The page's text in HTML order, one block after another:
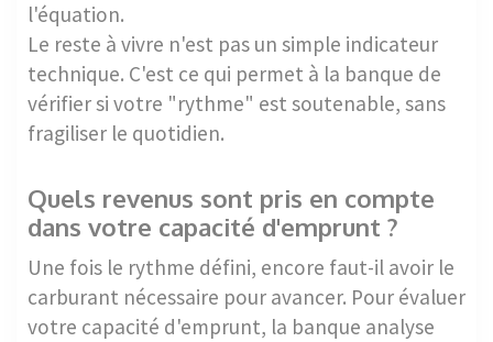
l'équation.
Le reste à vivre n'est pas un simple indicateur
technique. C'est ce qui permet à la banque de
vérifier si votre "rythme" est soutenable, sans
fragiliser le quotidien.
Quels revenus sont pris en compte
dans votre capacité d'emprunt ?
Une fois le rythme défini, encore faut-il avoir le
carburant nécessaire pour avancer. Pour évaluer
votre capacité d'emprunt, la banque analyse